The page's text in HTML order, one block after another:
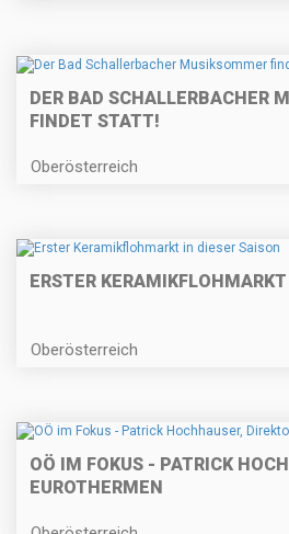
DER BAD SCHALLERBACHER
FINDET STATT!
Oberösterreich
ERSTER
Oberösterreich
OÖ IM FOKUS - PATRICK
EUROTHERMEN